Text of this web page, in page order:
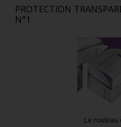
PROTECTION
N°1
Le rouleau